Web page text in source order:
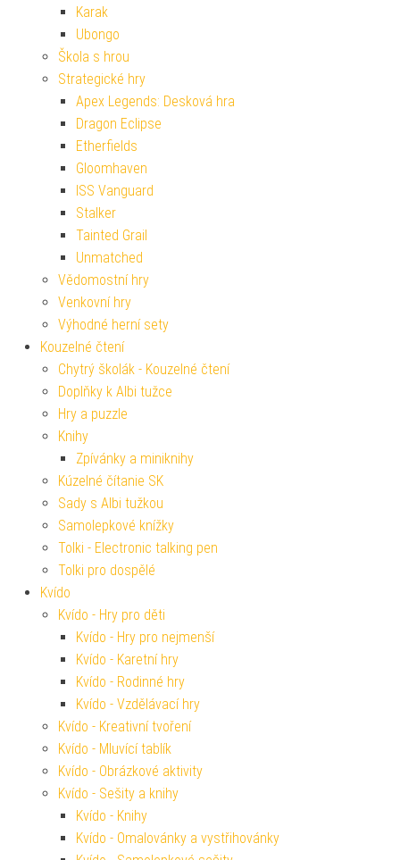
Karak
Ubongo
Škola s hrou
Strategické hry
Apex Legends: Desková hra
Dragon Eclipse
Etherfields
Gloomhaven
ISS Vanguard
Stalker
Tainted Grail
Unmatched
Vědomostní hry
Venkovní hry
Výhodné herní sety
Kouzelné čtení
Chytrý školák - Kouzelné čtení
Doplňky k Albi tužce
Hry a puzzle
Knihy
Zpívánky a miniknihy
Kúzelné čítanie SK
Sady s Albi tužkou
Samolepkové knížky
Tolki - Electronic talking pen
Tolki pro dospělé
Kvído
Kvído - Hry pro děti
Kvído - Hry pro nejmenší
Kvído - Karetní hry
Kvído - Rodinné hry
Kvído - Vzdělávací hry
Kvído - Kreativní tvoření
Kvído - Mluvící tablík
Kvído - Obrázkové aktivity
Kvído - Sešity a knihy
Kvído - Knihy
Kvído - Omalovánky a vystřihovánky